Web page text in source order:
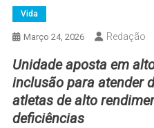
Vida
Março 24, 2026 Redação
Unidade aposta em
inclusão para atender
atletas de alto
deficiências